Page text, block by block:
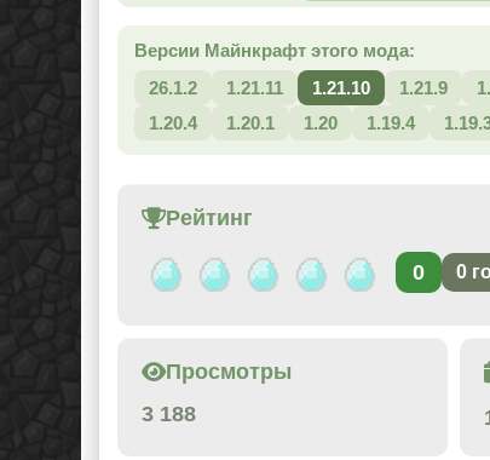
Версии Майнкрафт этого мода:
26.1.2
1.21.11 1.21.10 1.21.9
1.20.4
1.20.1 1.20 1.19.4
Рейтинг
0 0
Просмотры
3 188